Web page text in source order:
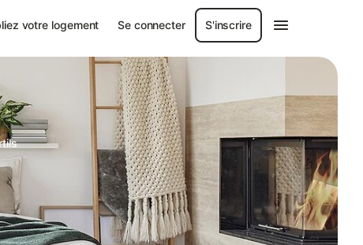
votre logement Se connecter S'inscrire